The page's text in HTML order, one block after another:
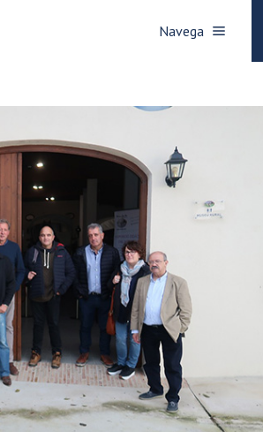
Navega